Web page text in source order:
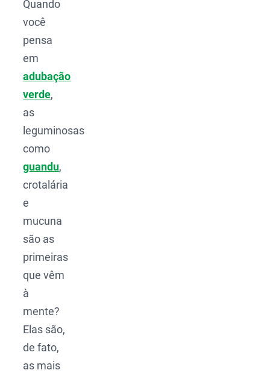
Quando
você
pensa
em
adubação
verde,
as
leguminosas
como
guandu,
crotalária
e
mucuna
são as
primeiras
que vêm
à
mente?
Elas são,
de fato,
as mais